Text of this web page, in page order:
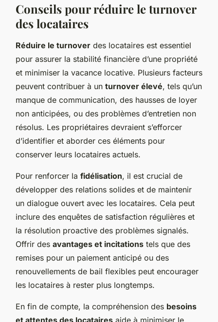
Conseils pour réduire le turnover
des locataires
Réduire le turnover des locataires est essentiel
pour assurer la stabilité financière d’une propriété
et minimiser la vacance locative. Plusieurs facteurs
peuvent contribuer à un turnover élevé, tels qu’un
manque de communication, des hausses de loyer
non anticipées, ou des problèmes d’entretien non
résolus. Les propriétaires devraient s’efforcer
d’identifier et aborder ces éléments pour
conserver leurs locataires actuels.
Pour renforcer la fidélisation, il est crucial de
développer des relations solides et de maintenir
un dialogue ouvert avec les locataires. Cela peut
inclure des enquêtes de satisfaction régulières et
la résolution proactive des problèmes signalés.
Offrir des avantages et incitations tels que des
remises pour un paiement anticipé ou des
renouvellements de bail flexibles peut encourager
les locataires à rester plus longtemps.
En fin de compte, la compréhension des besoins
et attentes des locataires aide à minimiser le